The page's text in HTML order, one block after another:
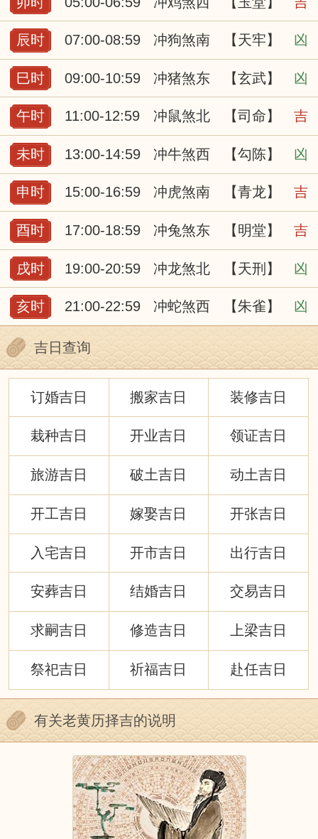
辰时 07:00-08:59 冲狗煞南 【天牢】 凶
巳时 09:00-10:59 冲猪煞东 【玄武】 凶
午时 11:00-12:59 冲鼠煞北 【司命】 吉
未时 13:00-14:59 冲牛煞西 【勾陈】 凶
申时 15:00-16:59 冲虎煞南 【青龙】 吉
酉时 17:00-18:59 冲兔煞东 【明堂】 吉
戌时 19:00-20:59 冲龙煞北 【天刑】 凶
亥时 21:00-22:59 冲蛇煞西 【朱雀】 凶
吉日查询
订婚吉日 搬家吉日 装修吉日
栽种吉日 开业吉日 领证吉日
旅游吉日 破土吉日 动土吉日
开工吉日 嫁娶吉日 开张吉日
入宅吉日 开市吉日 出行吉日
安葬吉日 结婚吉日 交易吉日
求嗣吉日 修造吉日 上梁吉日
祭祀吉日 祈福吉日 赴任吉日
有关老黄历择吉的说明